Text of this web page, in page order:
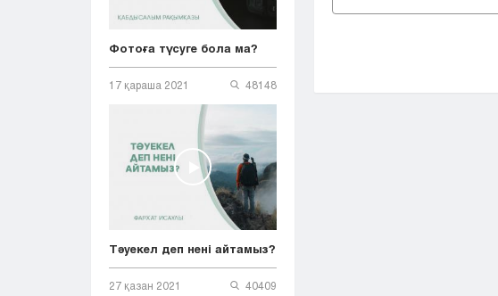
Фотоға түсуге бола ма?
17 қараша 2021 48148
Тәуекел деп нені айтамыз?
27 қазан 2021 40409